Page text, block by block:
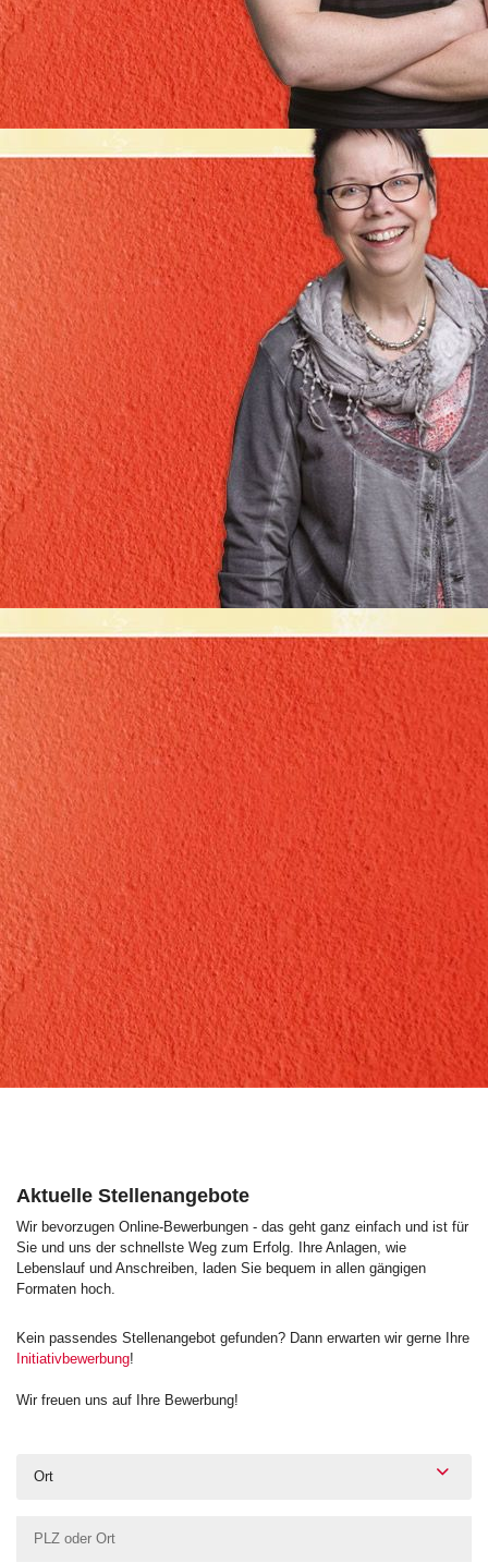
Aktuelle Stellenangebote
Wir bevorzugen Online-Bewerbungen - das geht ganz einfach und ist für
Sie und uns der schnellste Weg zum Erfolg. Ihre Anlagen, wie
Lebenslauf und Anschreiben, laden Sie bequem in allen gängigen
Formaten hoch.
Kein passendes Stellenangebot gefunden? Dann erwarten wir gerne Ihre
Initiativbewerbung!
Wir freuen uns auf Ihre Bewerbung!
Ort